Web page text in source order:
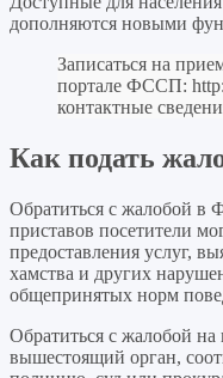
дополняются новыми
Записаться на
портале ФССП:
контактные
Как подать
Обратиться с жалобой в
приставов посетители
предоставления услуг,
хамства и других
общепринятых норм
Обратиться с жалобой на
вышестоящий орган,